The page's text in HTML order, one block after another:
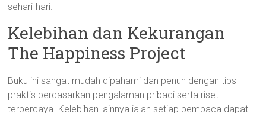
sehari-hari.
Kelebihan dan Kekurangan
The Happiness Project
Buku ini sangat mudah dipahami dan penuh dengan tips
praktis berdasarkan pengalaman pribadi serta riset
terpercaya. Kelebihan lainnya ialah setiap pembaca dapat